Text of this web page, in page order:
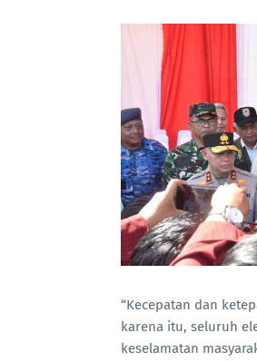
“Kecepatan dan
karena itu, seluruh
keselamatan